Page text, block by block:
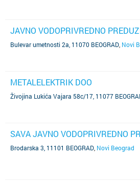
JAVNO VODOPRIVREDNO
Bulevar umetnosti 2a, 11070 BEOGRAD Novi
METALELEKTRIK DOO
Živojina Lukića Vajara 58c/17, 11077
SAVA JAVNO VODOPRIVREDNO
Brodarska 3, 11101 BEOGRAD Novi Beograd